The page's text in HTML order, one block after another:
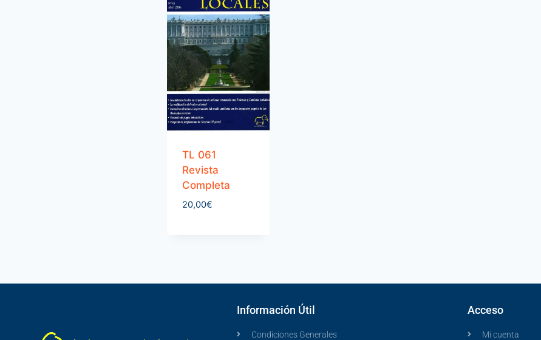
TL 061
Revista
Completa
20,00€
Información Útil
Condiciones Generales
Acceso
Mi cuenta